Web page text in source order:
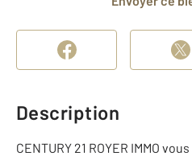
Description
CENTURY 21 ROYER IMMO